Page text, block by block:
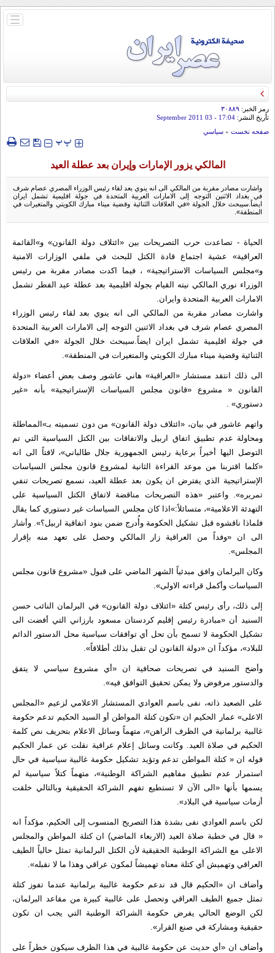
باز
رمز الخبر: ۳۰۸۸۹
تأريخ النشر: 17:04
- 03 September 2011
صفحه نخست » سياسي
‍‍‍ پپ
المالكي يزور الإمارات وإيران بعد عطلة العيد
واشارت مصادر مقربة من المالكي الى انه ينوي بعد لقاء رئيس الوزراء المصري عصام شرف
في بغداد الاثنين التوجه إلى الامارات العربية المتحدة في جولة اقليمية تشمل ايران
ايضاً.سيبحث خلال الجولة «في العلاقات الثنائية وقضية ميناء مبارك الكويتي والمتغيرات في
المنطقة».
الحیاة - تصاعدت حرب التصريحات بين «ائتلاف دولة القانون» و»القائمة
العراقية» عشية اجتماع قادة الكتل للبحث في ملفي الوزارات الامنية
و»مجلس السياسات الاستراتيجية» ، فيما اكدت مصادر مقربة من رئيس
الوزراء نوري المالكي نيته القيام بجولة اقليمية بعد عطلة عيد الفطر تشمل
الامارات العربية المتحدة وايران.
واشارت مصادر مقربة من المالكي الى انه ينوي بعد لقاء رئيس الوزراء
المصري عصام شرف في بغداد الاثنين التوجه إلى الامارات العربية المتحدة
في جولة اقليمية تشمل ايران ايضاً.سيبحث خلال الجولة «في العلاقات
الثنائية وقضية ميناء مبارك الكويتي والمتغيرات في المنطقة».
الى ذلك انتقد مستشار «العراقية» هاني عاشور وصف بعض أعضاء «دولة
القانون « مشروع «قانون مجلس السياسات الإستراتيجية» بأنه «غير
دستوري» .
واتهم عاشور في بيان، «ائتلاف دولة القانون» من دون تسميته بـ»المماطلة
ومحاولة عدم تطبيق اتفاق اربيل والاتفاقات بين الكتل السياسية التي تم
التوصل اليها أخيراً برعاية رئيس الجمهورية جلال طالباني»، لافتاً الى انه
«كلما اقتربنا من موعد القراءة الثانية لمشروع قانون مجلس السياسات
الإستراتيجية الذي يفترض ان يكون بعد عطلة العيد، نسمع تصريحات تنفي
تمريره». واعتبر «هذه التصريحات مناقضة لاتفاق الكتل السياسية على
التهدئة الاعلامية»، متسائلاً:»اذا كان مجلس السياسات غير دستوري كما يقال
فلماذا ناقشوه قبل تشكيل الحكومة وأُدرج ضمن بنود اتفاقية اربيل؟». وأشار
الى ان «وفداً من العراقية زار المالكي وحصل على تعهد منه بإقرار
المجلس».
وكان البرلمان وافق مبدئياً الشهر الماضي على قبول «مشروع قانون مجلس
السياسات وأكمل قراءته الاولى».
إلى ذلك، رأى رئيس كتلة «ائتلاف دولة القانون» في البرلمان النائب حسن
السنيد أن «مبادرة رئيس إقليم كردستان مسعود بارزاني التي أفضت الى
تشكيل الحكومة لا تسمح بأن تحل أي توافقات سياسية محل الدستور الدائم
للبلاد»، مؤكداً ان «دولة القانون لن تقبل بذلك أطلاقاً».
وأضح السنيد في تصريحات صحافية ان «أي مشروع سياسي لا يتفق
والدستور مرفوض ولا يمكن تحقيق التوافق فيه».
على الصعيد ذاته، نفى باسم العوادي المستشار الاعلامي لزعيم «المجلس
الاعلى» عمار الحكيم ان «تكون كتلة المواطن أو السيد الحكيم تدعم حكومة
غالبية برلمانية في الظرف الراهن»، متهماً وسائل الاعلام بتحريف نص كلمة
الحكيم في صلاة العيد. وكانت وسائل إعلام عراقية نقلت عن عمار الحكيم
قوله ان « كتلة المواطن تدعم وتؤيد تشكيل حكومة غالبية سياسية في حال
استمرار عدم تطبيق مفاهيم الشراكة الوطنية»، متهماً كتلاً سياسية لم
يسمها بأنها «الى الآن لا تستطيع تفهم الشراكة الحقيقية وبالتالي خلقت
أزمات سياسية في البلاد».
لكن باسم العوادي نفى بشدة هذا التصريح المنسوب إلى الحكيم، مؤكداً انه
« قال في خطبة صلاة العيد (الاربعاء الماضي) ان كتلة المواطن والمجلس
الاعلى مع الشراكة الوطنية الحقيقية لأن الكتل البرلمانية تمثل حالياً الطيف
العراقي وتهميش أي كتلة معناه تهميشاً لمكون عراقي وهذا ما لا نقبله».
وأضاف ان «الحكيم قال قد ندعم حكومة غالبية برلمانية عندما تفوز كتلة
تمثل جميع الطيف العراقي وتحصل على غالبية كبيرة من مقاعد البرلمان،
لكن الوضع الحالي يفرض حكومة الشراكة الوطنية التي يجب ان تكون
حقيقية ومشاركة في صنع القرار».
وأضاف ان «أي حديث عن حكومة غالبية في هذا الظرف سيكون خطراً على